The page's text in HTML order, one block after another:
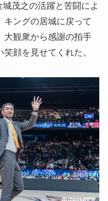
茂之の活躍と苦闘によ
キングの居城に戻って
大観衆から感謝の拍手
顔を見せてくれた。